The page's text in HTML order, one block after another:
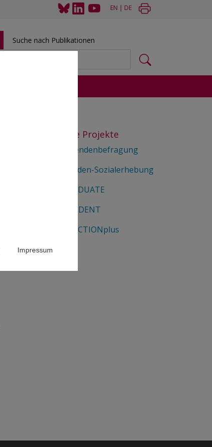
Impressum
EN | DE
Suche nach Publikationen
Ausgewählte Projekte
Maturierendenbefragung
Studierenden-Sozialerhebung
EUROGRADUATE
EUROSTUDENT
GENDERACTIONplus